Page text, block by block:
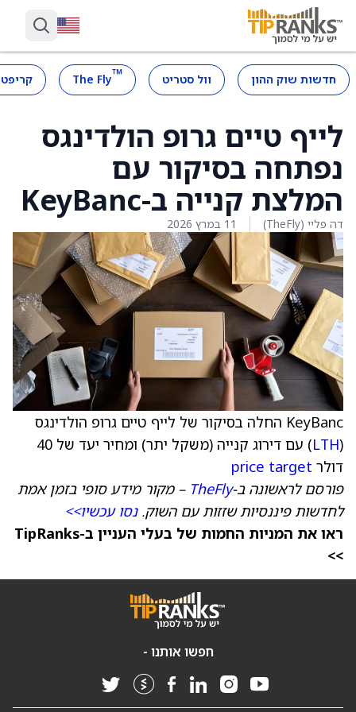
חדשות שוק ההון וול סטריט ™
The Fly
לייף טיים גרופ הולדינגס
נפתחה בסיקור עם
המלצת קנייה ב-KeyBanc
דה פליי (TheFly) 11 במרץ 2026
KeyBanc החלה בסיקור של לייף טיים גרופ הולדינגס
(
LTH
) עם דירוג קנייה (משקל יתר) ומחיר יעד של 40
דולר price target
פורסם לראשונה ב-TheFly – מקור מידע סופי בזמן אמת
לחדשות פיננסיות שזזות עם השוק.נסו עכשיו>>
ראו את המניות החמות של בעלי העניין ב-TipRanks
>>
חפשו אותנו -